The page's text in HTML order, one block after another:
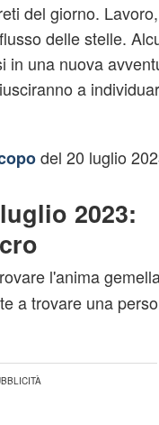
del giorno.
delle stelle.
in una nuova
a
del 20 luglio
2023:
l'anima
a trovare una